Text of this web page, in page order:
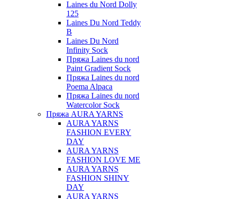
Laines du Nord Dolly
125
Laines Du Nord Teddy
B
Laines Du Nord
Infinity Sock
Пряжа Laines du nord
Paint Gradient Sock
Пряжа Laines du nord
Poema Alpaca
Пряжа Laines du nord
Watercolor Sock
Пряжа AURA YARNS
AURA YARNS
FASHION EVERY
DAY
AURA YARNS
FASHION LOVE ME
AURA YARNS
FASHION SHINY
DAY
AURA YARNS